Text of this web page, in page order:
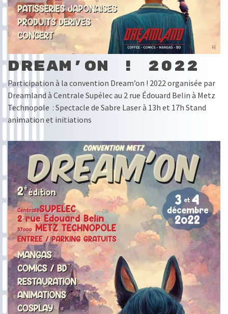
Dream’on ! 2022
Participation à la convention Dream’on ! 2022 organisée par
Dreamland à Centrale Supélec au 2 rue Édouard Belin à Metz
Technopole : Spectacle de Sabre Laser à 13h et 17h Stand
animation et initiations